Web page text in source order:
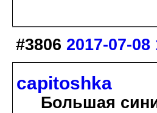
#3806 2017-07-08
capitoshka
Большая